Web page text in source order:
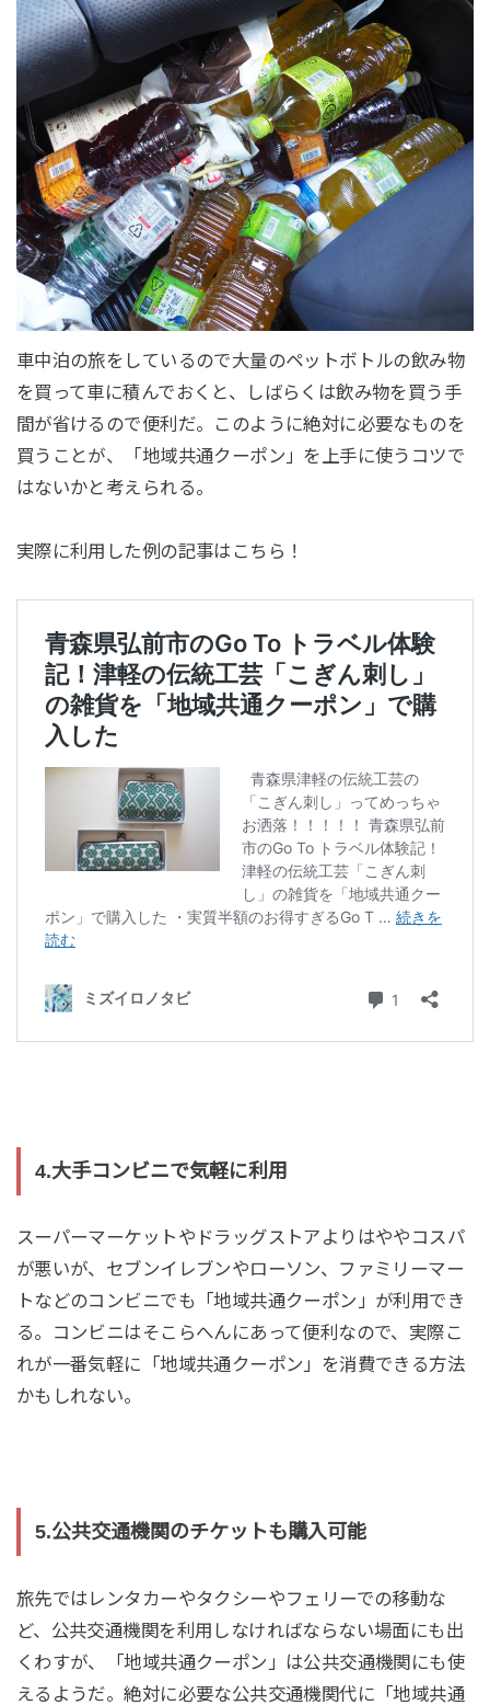
車中泊の旅をしているので大量のペットボトルの飲み物
を買って車に積んでおくと、しばらくは飲み物を買う手
間が省けるので便利だ。このように絶対に必要なものを
買うことが、「地域共通クーポン」を上手に使うコツで
はないかと考えられる。
実際に利用した例の記事はこちら！
4.大手コンビニで気軽に利用
スーパーマーケットやドラッグストアよりはややコスパ
が悪いが、セブンイレブンやローソン、ファミリーマー
トなどのコンビニでも「地域共通クーポン」が利用でき
る。コンビニはそこらへんにあって便利なので、実際こ
れが一番気軽に「地域共通クーポン」を消費できる方法
かもしれない。
5.公共交通機関のチケットも購入可能
旅先ではレンタカーやタクシーやフェリーでの移動な
ど、公共交通機関を利用しなければならない場面にも出
くわすが、「地域共通クーポン」は公共交通機関にも使
えるようだ。絶対に必要な公共交通機関代に「地域共通